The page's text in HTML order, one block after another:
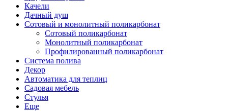
Качели
Дачный душ
Сотовый и монолитный поликарбонат
Сотовый поликарбонат
Монолитный поликарбонат
Профилированный поликарбонат
Система полива
Декор
Автоматика для теплиц
Садовая мебель
Стулья
Еще